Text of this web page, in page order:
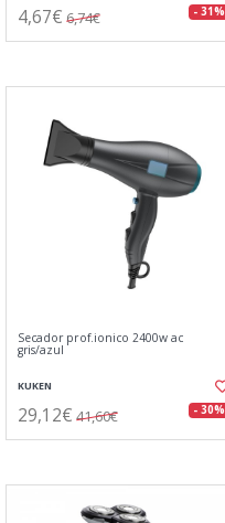
4,67€ 6,74€ - 31%
Secador prof.ionico 2400w ac
gris/azul
KUKEN
29,12€ 41,60€ - 30%